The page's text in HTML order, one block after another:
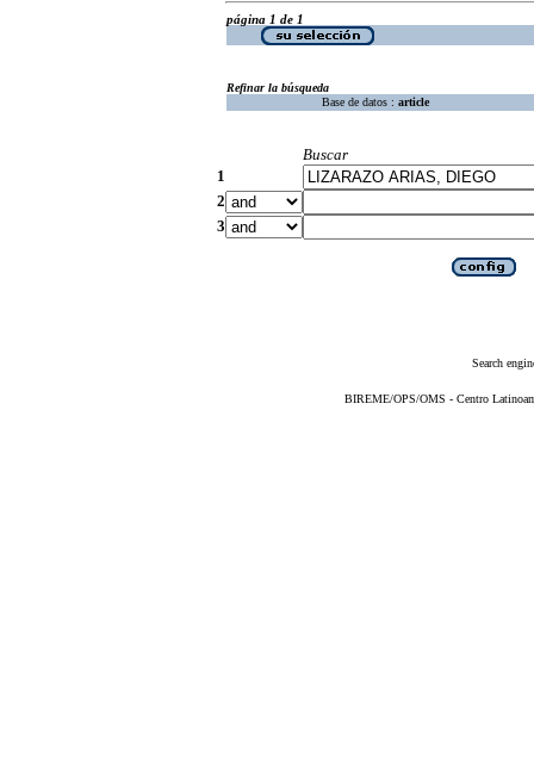
página 1 de 1
Refinar la búsqueda
Base de datos : article
Buscar
1
2
3
Search
BIREME/OPS/OMS - Centro